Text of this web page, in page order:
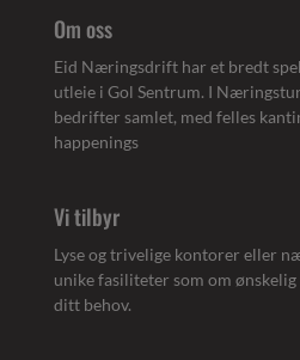
Om oss
Eid Næringsdrift har et bredt
utleie i Gol Sentrum. I
bedrifter samlet, med felles
happenings
Vi tilbyr
Lyse og trivelige kontorer eller
unike fasiliteter som om
ditt behov.